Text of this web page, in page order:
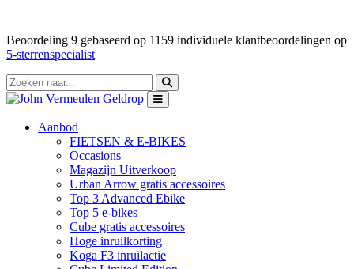
Beoordeling 9 gebaseerd op 1159 individuele klantbeoordelingen op
5-sterrenspecialist
Aanbod
FIETSEN & E-BIKES
Occasions
Magazijn Uitverkoop
Urban Arrow gratis accessoires
Top 3 Advanced Ebike
Top 5 e-bikes
Cube gratis accessoires
Hoge inruilkorting
Koga F3 inruilactie